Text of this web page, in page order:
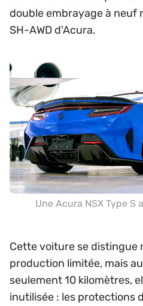
double embrayage à neuf
SH-AWD d'Acura.
Une Acura NSX Type S
Cette voiture se distingue
production limitée, mais
seulement 10 kilomètres,
inutilisée : les protections